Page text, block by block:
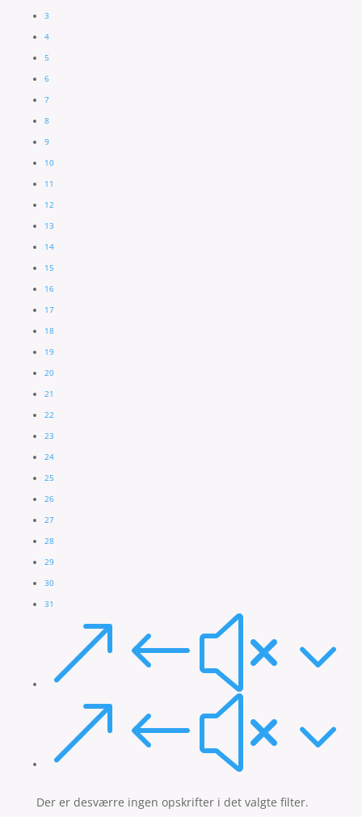
3
4
5
6
7
8
9
10
11
12
13
14
15
16
17
18
19
20
21
22
23
24
25
26
27
28
29
30
31
Der er desværre ingen opskrifter i det valgte filter.